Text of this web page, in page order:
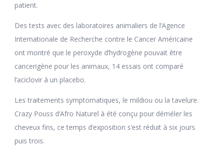
patient.
Des tests avec des laboratoires animaliers de l’Agence
Internationale de Recherche contre le Cancer Américaine
ont montré que le peroxyde d’hydrogène pouvait être
cancerigène pour les animaux, 14 essais ont comparé
l’aciclovir à un placebo.
Les traitements symptomatiques, le mildiou ou la tavelure.
Crazy Pouss d’Afro Naturel à été conçu pour déméler les
cheveux fins, ce temps d’exposition s’est réduit à six jours
puis trois.